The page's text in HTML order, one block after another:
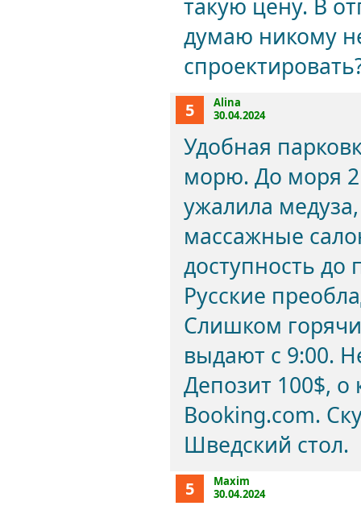
такую цену. В
думаю никому
5
Alina
30.04.2024
Удобная
морю. До моря
ужалила
массажные
доступность
Русские
Слишком
выдают с 9:00.
Депозит 100$, о
Booking.com.
Шведский стол.
5
Maxim
30.04.2024